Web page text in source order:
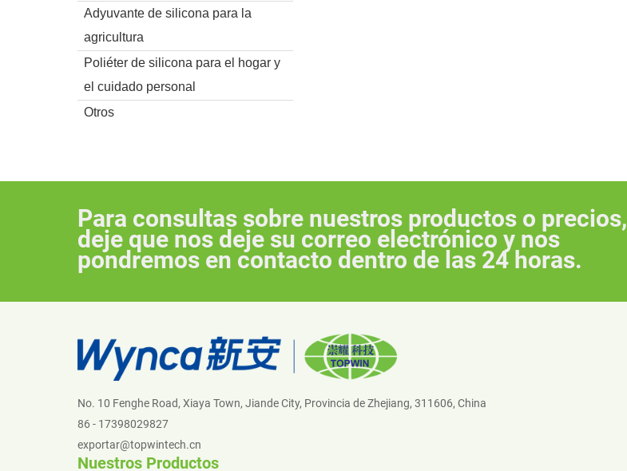
Adyuvante de silicona para la
agricultura
Poliéter de silicona para el hogar y
el cuidado personal
Otros
Para consultas sobre nuestros productos o precios,
deje que nos deje su correo electrónico y nos
pondremos en contacto dentro de las 24 horas.
No. 10 Fenghe Road, Xiaya Town, Jiande City, Provincia de Zhejiang, 311606, China
86 - 17398029827
exportar@topwintech.cn
Nuestros Productos